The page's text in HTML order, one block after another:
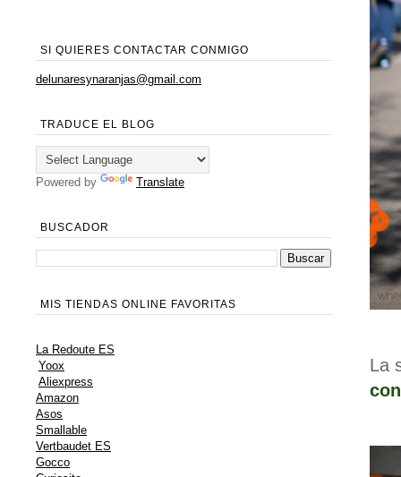
La
SI QUIERES CONTACTAR CONMIGO
delunaresynaranjas@gmail.com
TRADUCE EL BLOG
Powered by Translate
BUSCADOR
MIS TIENDAS ONLINE FAVORITAS
La Redoute ES
Yoox
Aliexpress
Amazon
Asos
Smallable
Vertbaudet ES
Gocco